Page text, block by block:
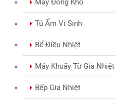
Máy Đông Khô
Tủ Ấm Vi Sinh
Bể Điều Nhiệt
Máy Khuấy Từ Gia Nhiệt
Bếp Gia Nhiệt